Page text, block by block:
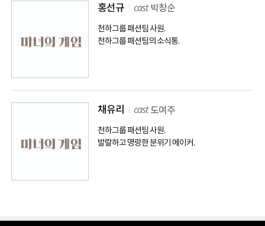
홍선규 cast 박창순
천하그룹 패션팀 사원.
천하그룹 패션팀의 소식통.
채유리 cast 도여주
천하그룹 패션팀 사원.
발랄하고 명랑한 분위기 메이커.